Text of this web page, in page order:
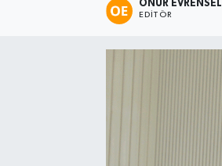
ONUR EVRENSEL
EDITÖR